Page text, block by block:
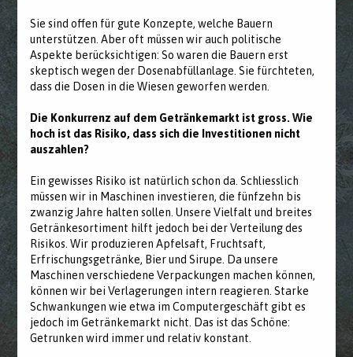
Sie sind offen für gute Konzepte, welche Bauern
unterstützen. Aber oft müssen wir auch politische
Aspekte berücksichtigen: So waren die Bauern erst
skeptisch wegen der Dosenabfüllanlage. Sie fürchteten,
dass die Dosen in die Wiesen geworfen werden.
Die Konkurrenz auf dem Getränkemarkt ist gross. Wie
hoch ist das Risiko, dass sich die Investitionen nicht
auszahlen?
Ein gewisses Risiko ist natürlich schon da. Schliesslich
müssen wir in Maschinen investieren, die fünfzehn bis
zwanzig Jahre halten sollen. Unsere Vielfalt und breites
Getränkesortiment hilft jedoch bei der Verteilung des
Risikos. Wir produzieren Apfelsaft, Fruchtsaft,
Erfrischungsgetränke, Bier und Sirupe. Da unsere
Maschinen verschiedene Verpackungen machen können,
können wir bei Verlagerungen intern reagieren. Starke
Schwankungen wie etwa im Computergeschäft gibt es
jedoch im Getränkemarkt nicht. Das ist das Schöne:
Getrunken wird immer und relativ konstant.